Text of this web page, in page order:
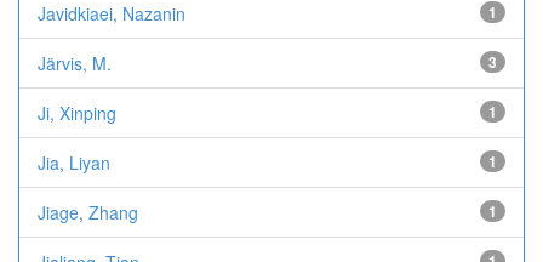
Javidkiaei, Nazanin 1
Järvis, M. 3
Ji, Xinping 1
Jia, Liyan 1
Jiage, Zhang 1